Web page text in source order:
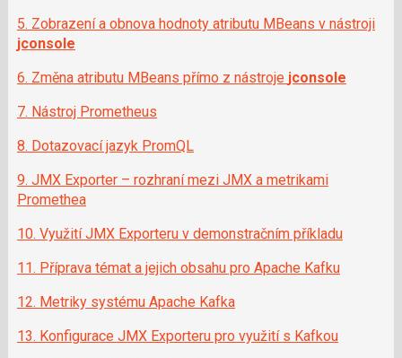
5. Zobrazení a obnova hodnoty atributu MBeans v nástroji
jconsole
6. Změna atributu MBeans přímo z nástroje jconsole
7. Nástroj Prometheus
8. Dotazovací jazyk PromQL
9. JMX Exporter – rozhraní mezi JMX a metrikami
Promethea
10. Využití JMX Exporteru v demonstračním příkladu
11. Příprava témat a jejich obsahu pro Apache Kafku
12. Metriky systému Apache Kafka
13. Konfigurace JMX Exporteru pro využití s Kafkou